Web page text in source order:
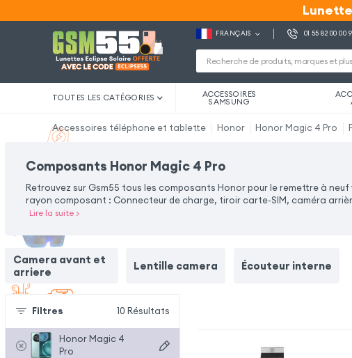
FRANÇAIS 01 55 82 00 00
TOUTES LES CATÉGORIES ACCESSOIRES
SAMSUNG
Accessoires téléphone et tablette Honor Honor Magic 4 Pro
Composants Honor Magic 4 Pro
Retrouvez sur Gsm55 tous les composants Honor pour le remettre à
rayon composant : Connecteur de charge, tiroir carte-SIM, caméra
Lire la suite>
Camera avant et
arriere
Lentille camera Écouteur interne
Filtres 10 Résultats
Honor Magic 4
Pro